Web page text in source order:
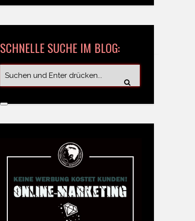
SCHNELLE SUCHE IM BLOG: